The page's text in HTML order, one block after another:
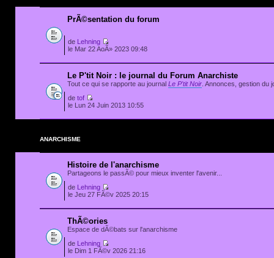
PrÃ©sentation du forum
de
Lehning
le Mar 22 AoÃ» 2023 09:48
Le P'tit Noir : le journal du Forum Anarchiste
Tout ce qui se rapporte au journal Le P'tit Noir . Annonces, gestion du
de tof
le Lun 24 Juin 2013 10:55
ANARCHISME
Histoire de l'anarchisme
Partageons le passÃ© pour mieux inventer l'avenir...
de
Lehning
le Jeu 27 FÃ©v 2025 20:15
ThÃ©ories
Espace de dÃ©bats sur l'anarchisme
de
Lehning
le Dim 1 FÃ©v 2026 21:16